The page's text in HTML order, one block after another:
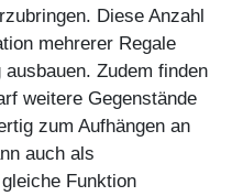
Diese Anzahl
mehrerer Regale
Zudem finden
weitere Gegenstände
zum Aufhängen an
auch als
Funktion